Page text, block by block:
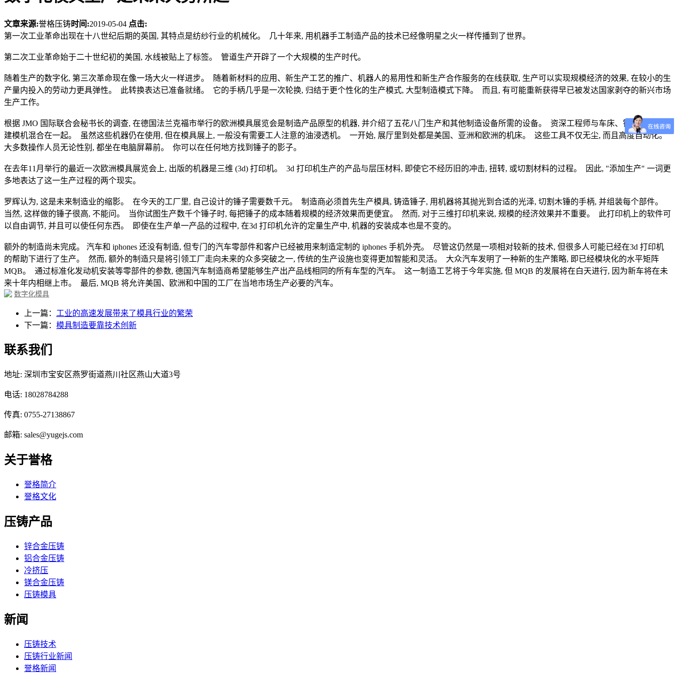
文章来源:誉格压铸时间:2019-05-04 点击:
第一次工业革命出现在十八世纪后期的英国, 其特点是纺纱行业的机械化。 几十年来, 用机器手工制造产品的技术已经像明星之火一样传播到了世界。
第二次工业革命始于二十世纪初的美国, 水线被贴上了标签。 管道生产开辟了一个大规模的生产时代。
随着生产的数字化, 第三次革命现在像一场大火一样进步。 随着新材料的应用、新生产工艺的推广、机器人的易用性和新生产合作服务的在线获取, 生产可以实现规模经济的效果, 在较小的生
产量内投入的劳动力更具弹性。 此转换表达已准备就绪。 它的手柄几乎是一次轮换, 归结于更个性化的生产模式, 大型制造模式下降。 而且, 有可能重新获得早已被发达国家剥夺的新兴市场
生产工作。
根据 JMO 国际联合会秘书长的调查, 在德国法兰克福市举行的欧洲模具展览会是制造产品原型的机器, 并介绍了五花八门生产和其他制造设备所需的设备。 资深工程师与车床、钻床、压机和
建模机混合在一起。 虽然这些机器仍在使用, 但在模具展上, 一般没有需要工人注意的油浸透机。 一开始, 展厅里到处都是美国、亚洲和欧洲的机床。 这些工具不仅无尘, 而且高度自动化。
大多数操作人员无论性别, 都坐在电脑屏幕前。 你可以在任何地方找到锤子的影子。
在去年11月举行的最近一次欧洲模具展览会上, 出版的机器是三维 (3d) 打印机。 3d 打印机生产的产品与层压材料, 即使它不经历旧的冲击, 扭转, 或切割材料的过程。 因此, "添加生产" 一词更
多地表达了这一生产过程的两个现实。
罗辉认为, 这是未来制造业的缩影。 在今天的工厂里, 自己设计的锤子需要数千元。 制造商必须首先生产模具, 铸造锤子, 用机器将其抛光到合适的光泽, 切割木锤的手柄, 并组装每个部件。
当然, 这样做的锤子很高, 不能问。 当你试图生产数千个锤子时, 每把锤子的成本随着规模的经济效果而更便宜。 然而, 对于三维打印机来说, 规模的经济效果并不重要。 此打印机上的软件可
以自由调节, 并且可以使任何东西。 即使在生产单一产品的过程中, 在3d 打印机允许的定量生产中, 机器的安装成本也是不变的。
额外的制造尚未完成。 汽车和 iphones 还没有制造, 但专门的汽车零部件和客户已经被用来制造定制的 iphones 手机外壳。 尽管这仍然是一项相对较新的技术, 但很多人可能已经在3d 打印机
的帮助下进行了生产。 然而, 额外的制造只是将引领工厂走向未来的众多突破之一, 传统的生产设施也变得更加智能和灵活。 大众汽车发明了一种新的生产策略, 即已经模块化的水平矩阵
MQB。 通过标准化发动机安装等零部件的参数, 德国汽车制造商希望能够生产出产品线相同的所有车型的汽车。 这一制造工艺将于今年实施, 但 MQB 的发展将在白天进行, 因为新车将在未
来十年内相继上市。 最后, MQB 将允许美国、欧洲和中国的工厂在当地市场生产必要的汽车。
数字化模具
上一篇： 工业的高速发展带来了模具行业的繁荣
下一篇： 模具制造要靠技术创新
联系我们
地址: 深圳市宝安区燕罗街道燕川社区燕山大道3号
电话: 18028784288
传真: 0755-27138867
邮箱: sales@yugejs.com
关于誉格
誉格简介
誉格文化
压铸产品
锌合金压铸
铝合金压铸
冷挤压
镁合金压铸
压铸模具
新闻
压铸技术
压铸行业新闻
誉格新闻